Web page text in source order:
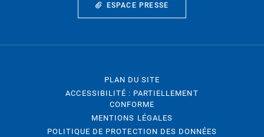
ESPACE PRESSE
PLAN DU SITE
ACCESSIBILITÉ : PARTIELLEMENT
CONFORME
MENTIONS LÉGALES
POLITIQUE DE PROTECTION DES DONNÉES